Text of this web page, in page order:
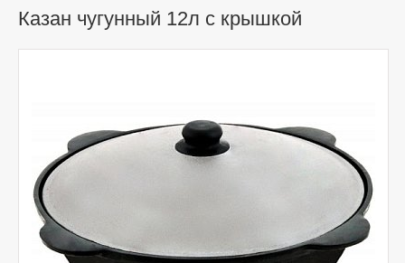
Казан чугунный 12л с крышкой